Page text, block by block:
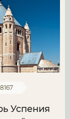
Успения